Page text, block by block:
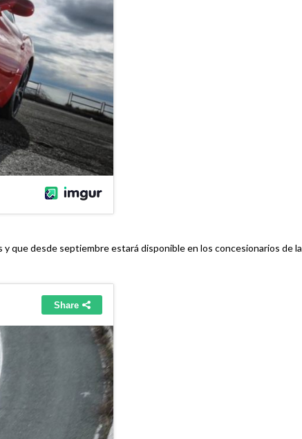
y que desde septiembre estará disponible en los concesionarios de la